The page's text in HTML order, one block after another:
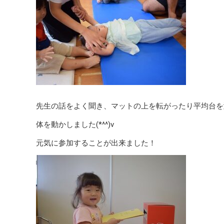
先生の話をよく聞き、マットの上を転がったり平均台
体を動かしました(*^^)v
元気に参加することが出来ました！